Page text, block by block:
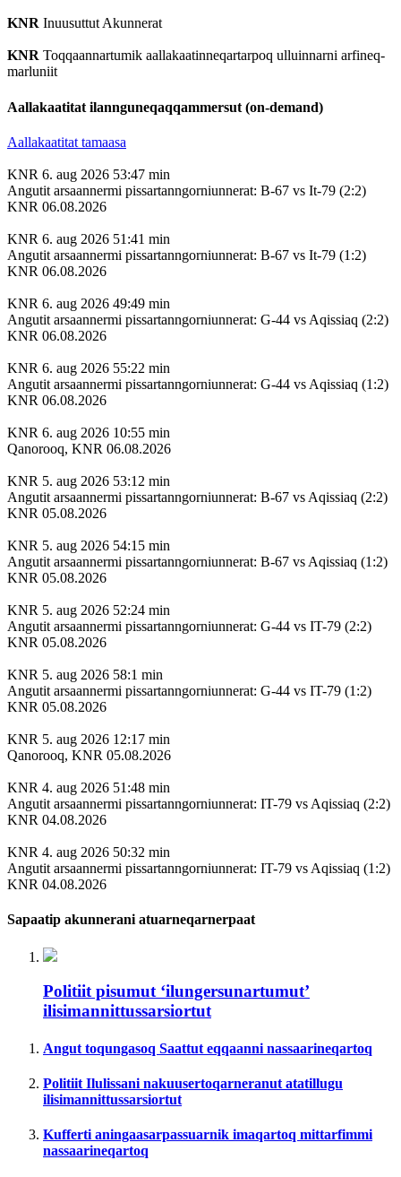
KNR Inuusuttut Akunnerat
KNR Toqqaannartumik aallakaatinneqartarpoq ulluinnarni arfineq-
marluniit
Aallakaatitat ilannguneqaqqammersut (on-demand)
Aallakaatitat tamaasa
KNR 6. aug 2026 53:47 min
Angutit arsaannermi pissartanngorniunnerat: B-67 vs It-79 (2:2)
KNR 06.08.2026
KNR 6. aug 2026 51:41 min
Angutit arsaannermi pissartanngorniunnerat: B-67 vs It-79 (1:2)
KNR 06.08.2026
KNR 6. aug 2026 49:49 min
Angutit arsaannermi pissartanngorniunnerat: G-44 vs Aqissiaq (2:2)
KNR 06.08.2026
KNR 6. aug 2026 55:22 min
Angutit arsaannermi pissartanngorniunnerat: G-44 vs Aqissiaq (1:2)
KNR 06.08.2026
KNR 6. aug 2026 10:55 min
Qanorooq, KNR 06.08.2026
KNR 5. aug 2026 53:12 min
Angutit arsaannermi pissartanngorniunnerat: B-67 vs Aqissiaq (2:2)
KNR 05.08.2026
KNR 5. aug 2026 54:15 min
Angutit arsaannermi pissartanngorniunnerat: B-67 vs Aqissiaq (1:2)
KNR 05.08.2026
KNR 5. aug 2026 52:24 min
Angutit arsaannermi pissartanngorniunnerat: G-44 vs IT-79 (2:2)
KNR 05.08.2026
KNR 5. aug 2026 58:1 min
Angutit arsaannermi pissartanngorniunnerat: G-44 vs IT-79 (1:2)
KNR 05.08.2026
KNR 5. aug 2026 12:17 min
Qanorooq, KNR 05.08.2026
KNR 4. aug 2026 51:48 min
Angutit arsaannermi pissartanngorniunnerat: IT-79 vs Aqissiaq (2:2)
KNR 04.08.2026
KNR 4. aug 2026 50:32 min
Angutit arsaannermi pissartanngorniunnerat: IT-79 vs Aqissiaq (1:2)
KNR 04.08.2026
Sapaatip akunnerani atuarneqarnerpaat
Politiit pisumut ‘ilungersunartumut’
ilisimannittussarsiortut
Angut toqungasoq Saattut eqqaanni nassaarineqartoq
Politiit Ilulissani nakuusertoqarneranut atatillugu
ilisimannittussarsiortut
Kufferti aningaasarpassuarnik imaqartoq mittarfimmi
nassaarineqartoq